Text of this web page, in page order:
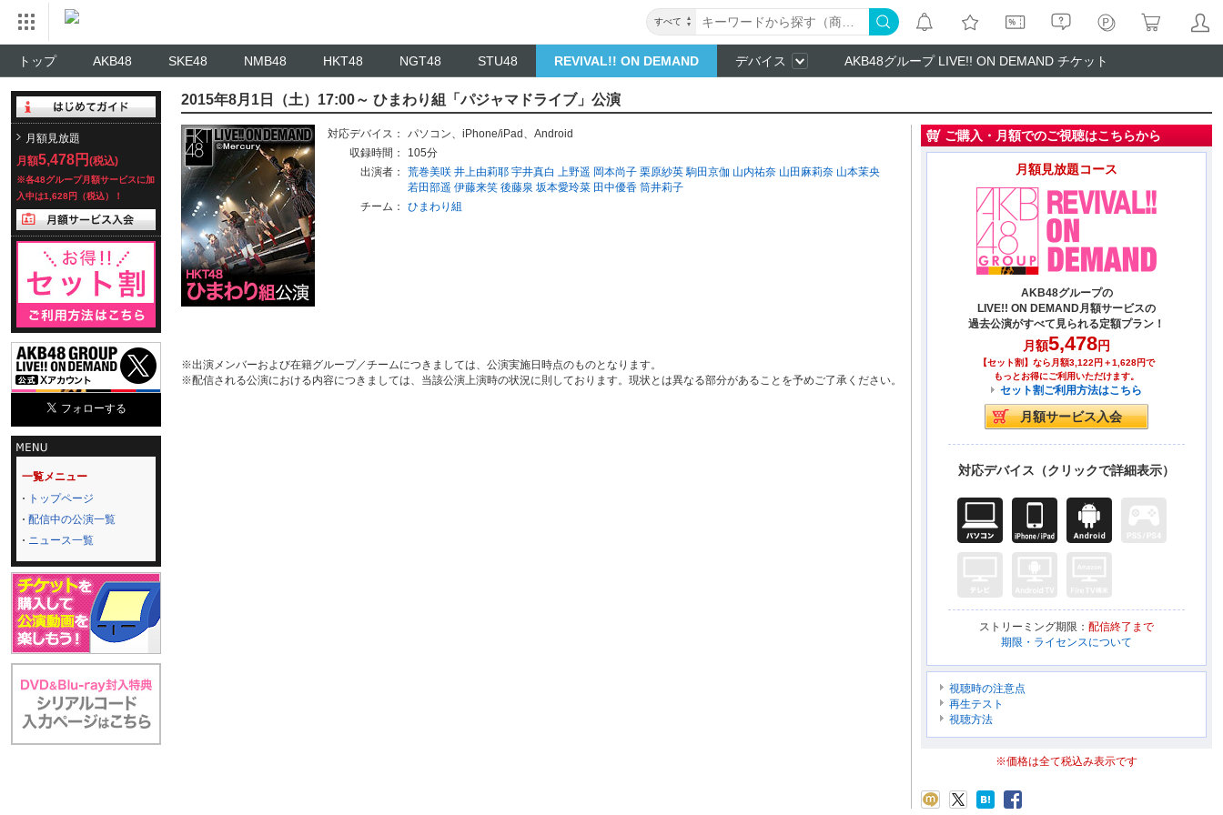
すべて
トップ AKB48 SKE48 NMB48 HKT48 NGT48 STU48 REVIVAL!! ON DEMAND デバイス AKB48グループ LIVE!! ON DEMAND チケット
月額見放題
月額5,478円 (税込)
※各48グループ月額サービスに加
入中は1,628円（税込）！
一覧メニュー
トップページ
配信中の公演一覧
ニュース一覧
2015年8月1日（土）17:00～ ひまわり組「パジャマドライブ」公演
対応デバイス： パソコン、 iPhone/iPad 、 Android
収録時間：
105分
出演者：
荒巻美咲 井上由莉耶 宇井真白 上野遥 岡本尚子 栗原紗英 駒田京伽 山内祐奈 山田麻莉奈 山本茉央
若田部遥 伊藤来笑 後藤泉 坂本愛玲菜 田中優香 筒井莉子
チーム：
ひまわり組
※出演メンバーおよび在籍グループ／チームにつきましては、公演実施日時点のものとなります。
※配信される公演における内容につきましては、当該公演上演時の状況に則しております。現状とは異なる部分があることを予めご了承ください。
ご購入・月額でのご視聴はこちらから
月額見放題コース
AKB48グループの
LIVE!! ON DEMAND月額サービスの
過去公演がすべて見られる定額プラン！
月額5,478円
【セット割】なら月額3,122円＋1,628円で
もっとお得にご利用いただけます。
セット割ご利用方法はこちら
対応デバイス（クリックで詳細表示）
ストリーミング期限： 配信終了まで
期限・ライセンスについて
視聴時の注意点
再生テスト
視聴方法
※価格は全て税込み表示です